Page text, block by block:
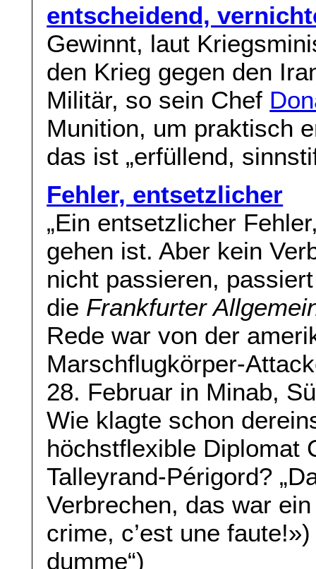
entscheidend,
Gewinnt, laut
den Krieg gegen den
Militär, so sein Chef
Munition, um praktisch
das ist „erfüllend,
Fehler, entsetzlicher
„Ein entsetzlicher
gehen ist. Aber kein
nicht passieren,
die Frankfurter
Rede war von der
Marschflugkörper-
28. Februar in Minab,
Wie klagte schon
höchstflexible Diplomat
Talleyrand-Périgord?
Verbrechen, das war ein
crime, c’est une
dumme“)